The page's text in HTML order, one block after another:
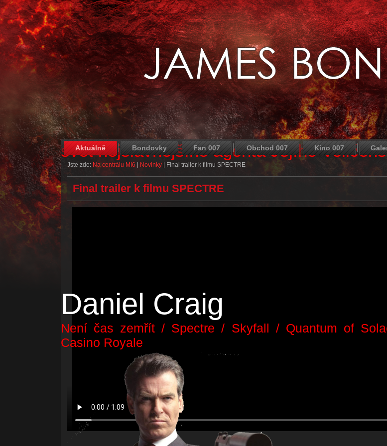
svět nejslavnějšího agenta Jejího
Daniel Craig
Není čas zemřít / Spectre / Skyfall / Quantum of
Casino Royale
Aktuálně Bondovky Fan 007 Obchod 007 Kino 007
Jste zde: Na centrálu MI6 Novinky Final trailer k filmu SPECTRE
Final trailer k filmu SPECTRE